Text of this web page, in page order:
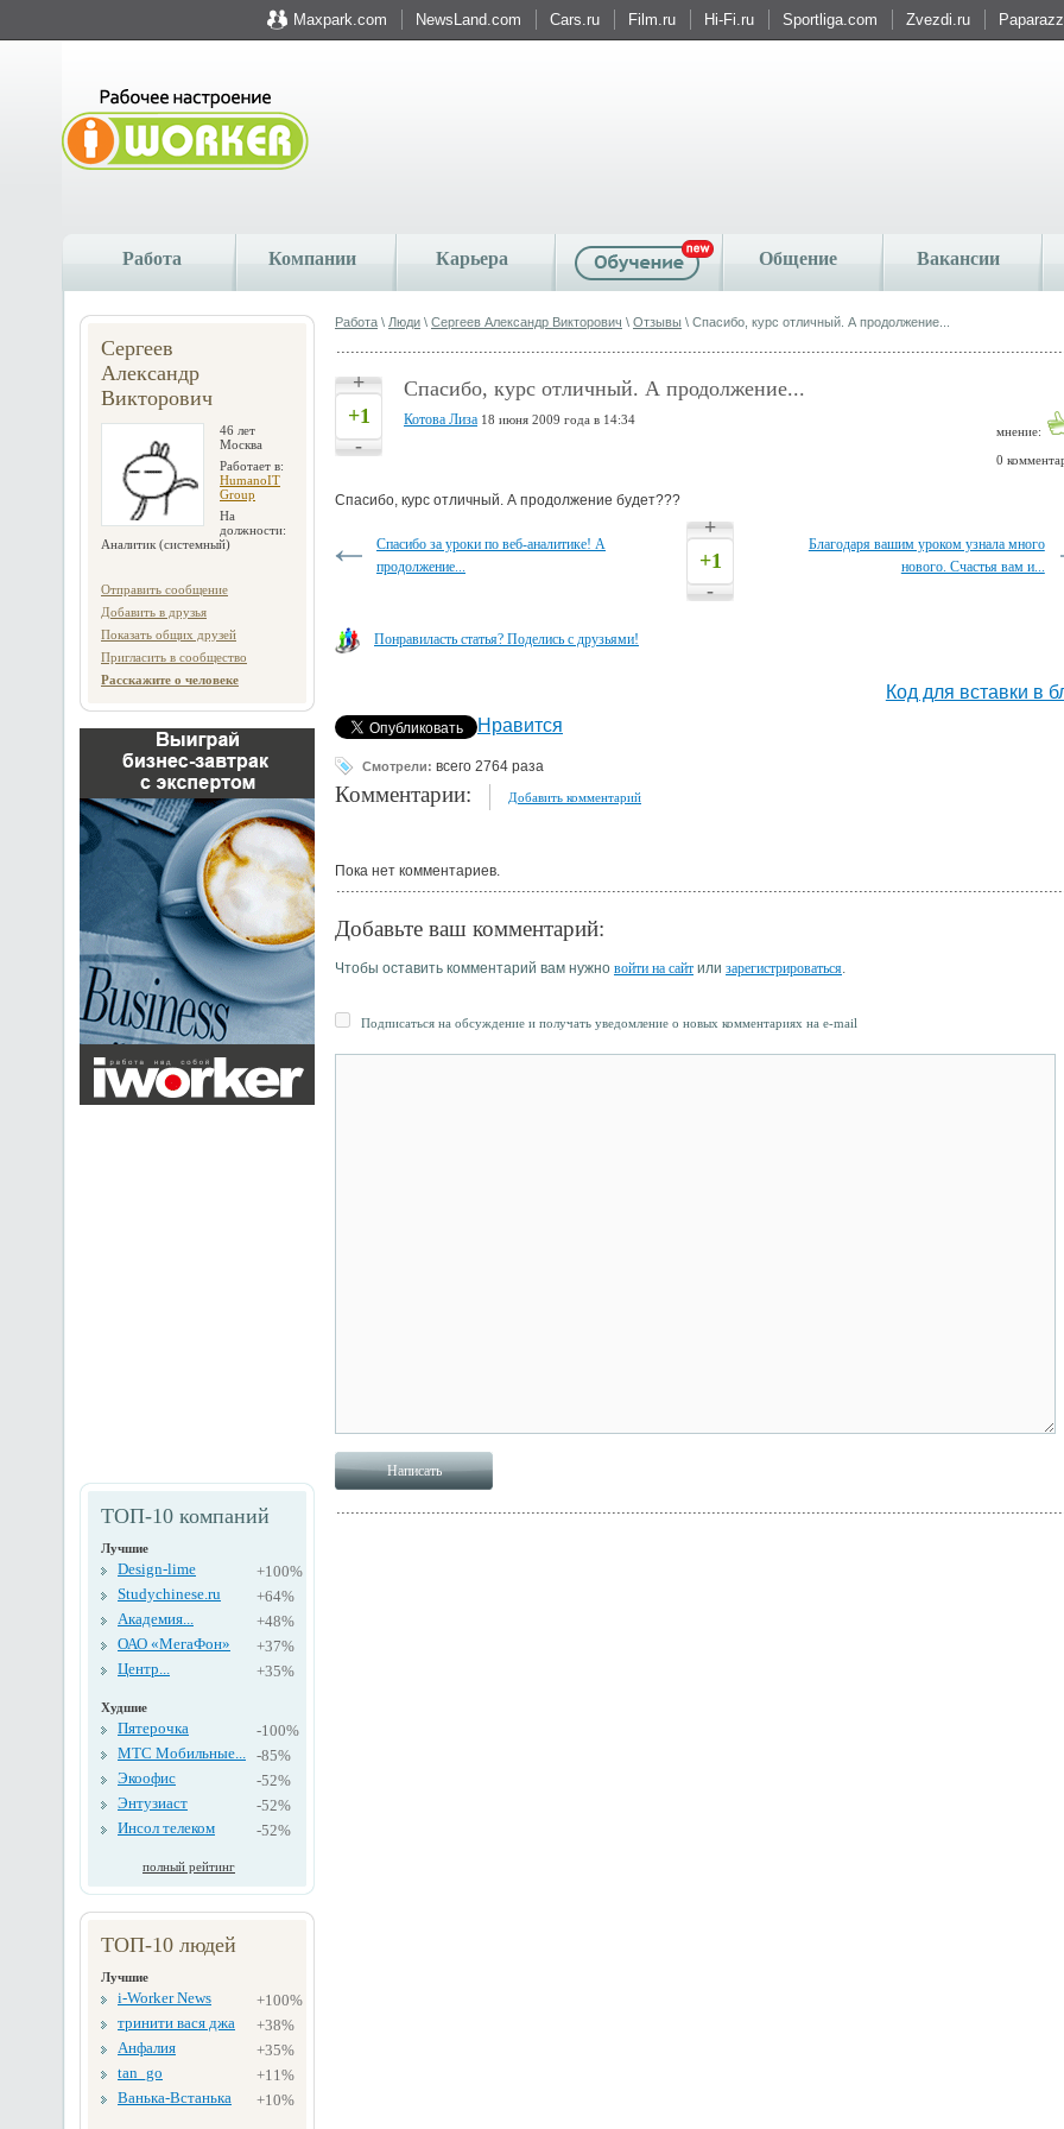
Maxpark.com NewsLand.com Cars.ru Film.ru Hi-Fi.ru Sportliga.com Zvezdi.ru
Работа Компании Карьера Общение Вакансии
Сергеев
Александр
Викторович
46 лет
Москва
Работает в:
HumanoIT
Group
На
должности:
Аналитик (системный)
Отправить сообщение
Добавить в друзья
Показать общих друзей
Пригласить в сообщество
Расскажите о человеке
ТОП-10 компаний
Лучшие
Design-lime
+100%
Studychinese.ru
+64%
Академия...
+48%
ОАО «МегаФон»
+37%
Центр...
+35%
Худшие
Пятерочка
-100%
МТС Мобильные... -85%
Экоофис
-52%
Энтузиаст
-52%
Инсол телеком
-52%
полный рейтинг
ТОП-10 людей
Лучшие
i-Worker News
+100%
тринити вася джа
+38%
Анфалия
+35%
tan_go
+11%
Ванька-Встанька
+10%
Работа \ Люди \ Сергеев Александр Викторович \ Отзывы \ Спасибо, курс отличный. А продолжение...
+
+1
-
Спасибо, курс отличный. А продолжение...
Котова Лиза 18 июня 2009 года в 14:34
мнение:
0
Спасибо, курс отличный. А продолжение будет???
Спасибо за уроки по веб-аналитике! А
продолжение...
Благодаря вашим уроком узнала много
нового. Счастья вам и...
+
+1
-
Понравиласть статья? Поделись с друзьями!
Код для вставки в
Нравится
Смотрели: всего 2764 раза
Комментарии: Добавить комментарий
Пока нет комментариев.
Добавьте ваш комментарий:
Чтобы оставить комментарий вам нужно войти на сайт или зарегистрироваться.
Подписаться на обсуждение и получать уведомление о новых комментариях на e-mail